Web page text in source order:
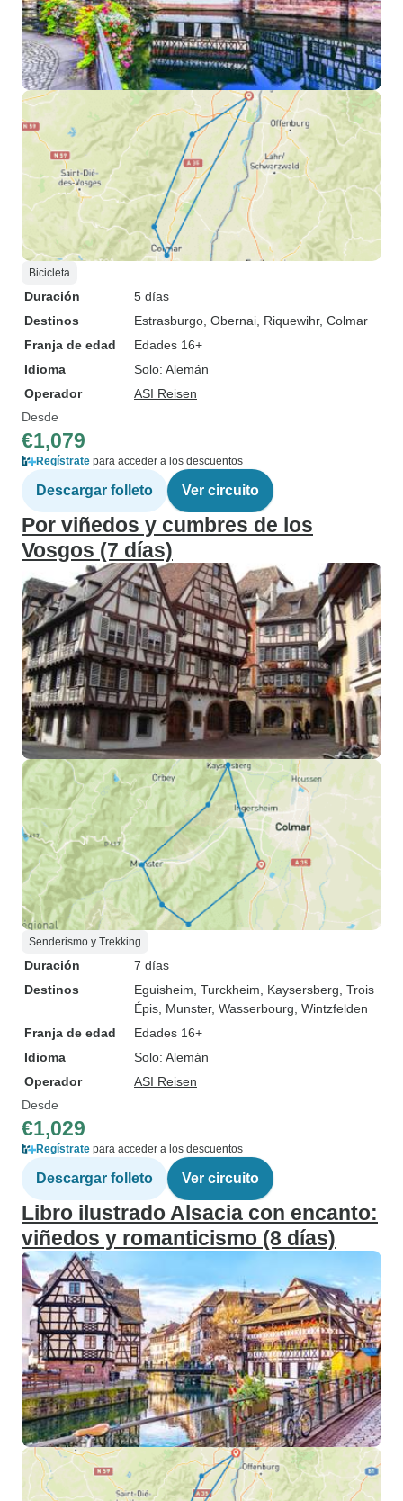
Bicicleta
Duración
5 días
Destinos
Estrasburgo , Obernai , Riquewihr, Colmar
Franja de edad
Edades 16+
Idioma
Solo: Alemán
Operador
ASI Reisen
Desde
€1,079
Regístrate para acceder a los descuentos
Descargar folleto Ver circuito
Por viñedos y cumbres de los
Vosgos (7 días)
Senderismo y Trekking
Duración
7 días
Destinos
Eguisheim , Turckheim , Kaysersberg , Trois
Épis , Munster, Wasserbourg , Wintzfelden
Franja de edad
Edades 16+
Idioma
Solo: Alemán
Operador
ASI Reisen
Desde
€1,029
Regístrate para acceder a los descuentos
Descargar folleto Ver circuito
Libro ilustrado Alsacia con encanto:
viñedos y romanticismo (8 días)